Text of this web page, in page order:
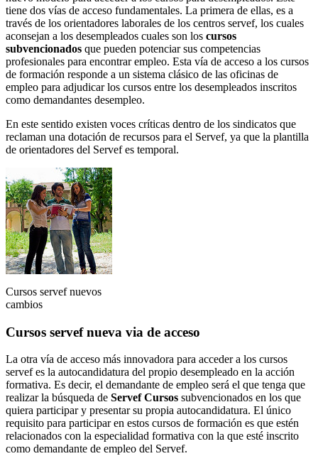
tiene dos vías de acceso fundamentales. La primera de ellas, es a
través de los orientadores laborales de los centros servef, los cuales
aconsejan a los desempleados cuales son los cursos
subvencionados que pueden potenciar sus competencias
profesionales para encontrar empleo. Esta vía de acceso a los cursos
de formación responde a un sistema clásico de las oficinas de
empleo para adjudicar los cursos entre los desempleados inscritos
como demandantes desempleo.
En este sentido existen voces críticas dentro de los sindicatos que
reclaman una dotación de recursos para el Servef, ya que la plantilla
de orientadores del Servef es temporal.
Cursos servef nuevos
cambios
Cursos servef nueva via de acceso
La otra vía de acceso más innovadora para acceder a los cursos
servef es la autocandidatura del propio desempleado en la acción
formativa. Es decir, el demandante de empleo será el que tenga que
realizar la búsqueda de Servef Cursos subvencionados en los que
quiera participar y presentar su propia autocandidatura. El único
requisito para participar en estos cursos de formación es que estén
relacionados con la especialidad formativa con la que esté inscrito
como demandante de empleo del Servef.